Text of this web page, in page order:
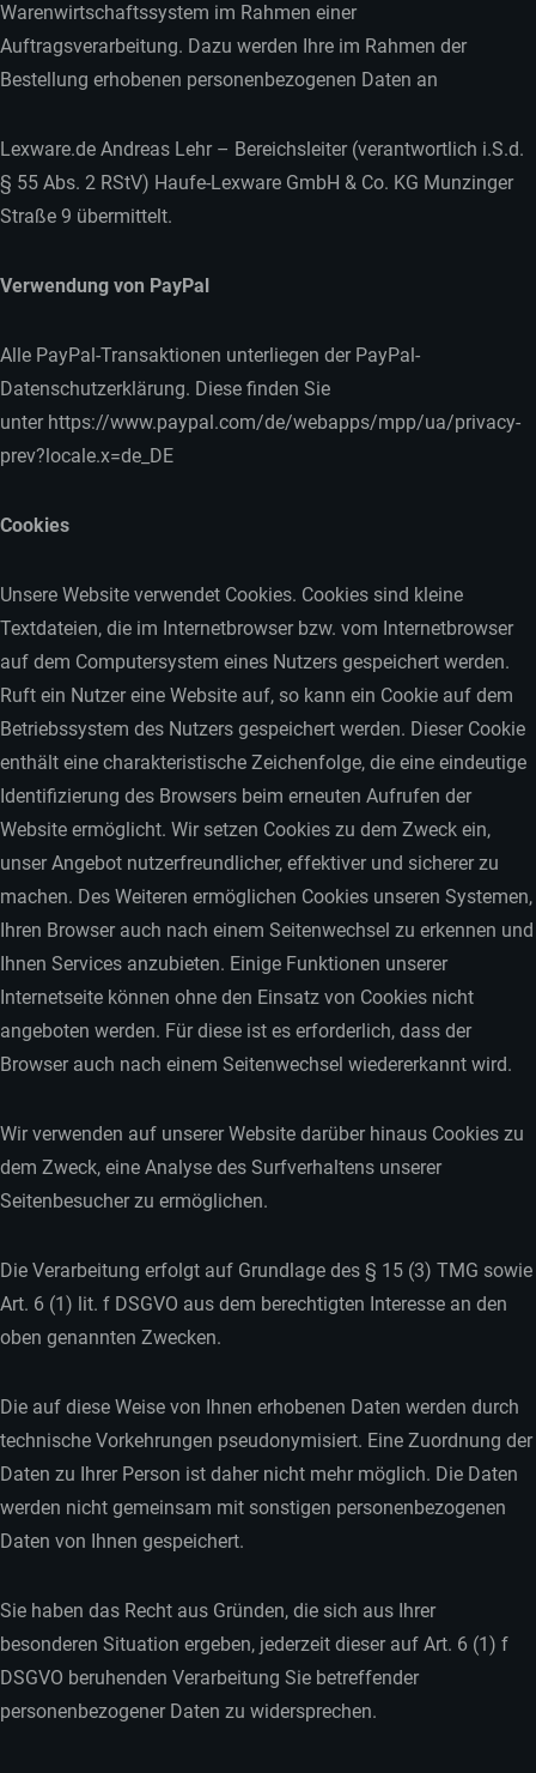
Warenwirtschaftssystem im Rahmen einer
Auftragsverarbeitung. Dazu werden Ihre im Rahmen der
Bestellung erhobenen personenbezogenen Daten an
Lexware.de Andreas Lehr – Bereichsleiter (verantwortlich i.S.d.
§ 55 Abs. 2 RStV) Haufe-Lexware GmbH & Co. KG Munzinger
Straße 9 übermittelt.
Verwendung von PayPal
Alle PayPal-Transaktionen unterliegen der PayPal-
Datenschutzerklärung. Diese finden Sie
unter https://www.paypal.com/de/webapps/mpp/ua/privacy-
prev?locale.x=de_DE
Cookies
Unsere Website verwendet Cookies. Cookies sind kleine
Textdateien, die im Internetbrowser bzw. vom Internetbrowser
auf dem Computersystem eines Nutzers gespeichert werden.
Ruft ein Nutzer eine Website auf, so kann ein Cookie auf dem
Betriebssystem des Nutzers gespeichert werden. Dieser Cookie
enthält eine charakteristische Zeichenfolge, die eine eindeutige
Identifizierung des Browsers beim erneuten Aufrufen der
Website ermöglicht. Wir setzen Cookies zu dem Zweck ein,
unser Angebot nutzerfreundlicher, effektiver und sicherer zu
machen. Des Weiteren ermöglichen Cookies unseren Systemen,
Ihren Browser auch nach einem Seitenwechsel zu erkennen und
Ihnen Services anzubieten. Einige Funktionen unserer
Internetseite können ohne den Einsatz von Cookies nicht
angeboten werden. Für diese ist es erforderlich, dass der
Browser auch nach einem Seitenwechsel wiedererkannt wird.
Wir verwenden auf unserer Website darüber hinaus Cookies zu
dem Zweck, eine Analyse des Surfverhaltens unserer
Seitenbesucher zu ermöglichen.
Die Verarbeitung erfolgt auf Grundlage des § 15 (3) TMG sowie
Art. 6 (1) lit. f DSGVO aus dem berechtigten Interesse an den
oben genannten Zwecken.
Die auf diese Weise von Ihnen erhobenen Daten werden durch
technische Vorkehrungen pseudonymisiert. Eine Zuordnung der
Daten zu Ihrer Person ist daher nicht mehr möglich. Die Daten
werden nicht gemeinsam mit sonstigen personenbezogenen
Daten von Ihnen gespeichert.
Sie haben das Recht aus Gründen, die sich aus Ihrer
besonderen Situation ergeben, jederzeit dieser auf Art. 6 (1) f
DSGVO beruhenden Verarbeitung Sie betreffender
personenbezogener Daten zu widersprechen.